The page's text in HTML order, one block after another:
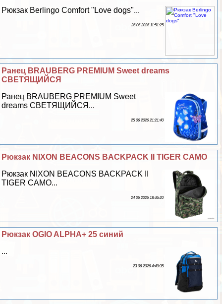
Рюкзак Berlingo Comfort "Love dogs"...
26 06 2026 11:51:25
Ранец BRAUBERG PREMIUM Sweet dreams
СВЕТЯЩИЙСЯ
Ранец BRAUBERG PREMIUM Sweet
dreams СВЕТЯЩИЙСЯ...
25 06 2026 21:21:40
Рюкзак NIXON BEACONS BACKPACK II TIGER CAMO
Рюкзак NIXON BEACONS BACKPACK II
TIGER CAMO...
24 06 2026 18:36:20
Рюкзак OGIO ALPHA+ 25 синий
...
23 06 2026 4:49:35